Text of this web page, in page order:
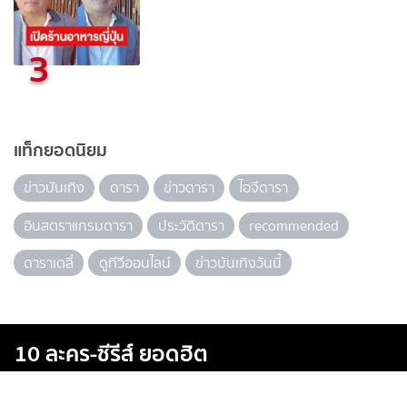
3
แท็กยอดนิยม
ข่าวบันเทิง ดารา ข่าวดารา
ไอจีดารา
อินสตราแกรมดารา
ประวัติดารา
recommended
ดาราเดลี่
ดูทีวีออนไลน์ ข่าวบันเทิงวันนี้
10 ละคร-ซีรีส์ ยอดฮิต